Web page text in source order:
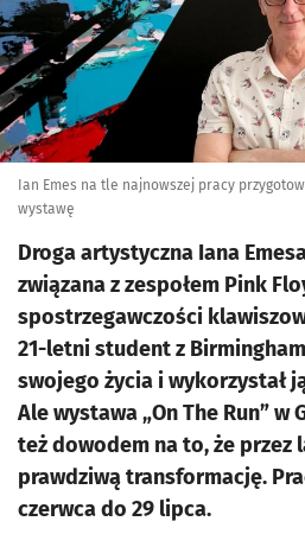
Ian Emes na tle najnowszej pracy
wystawę
Droga artystyczna Iana
związana z zespołem Pink
spostrzegawczości
21-letni student z
swojego życia i wykorzystał
Ale wystawa „On The Run”
też dowodem na to, że przez
prawdziwą transformację.
czerwca do 29 lipca.